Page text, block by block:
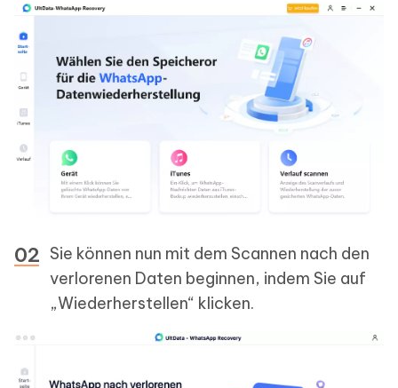
Sie können nun mit dem Scannen nach den
verlorenen Daten beginnen, indem Sie auf
„Wiederherstellen“ klicken.